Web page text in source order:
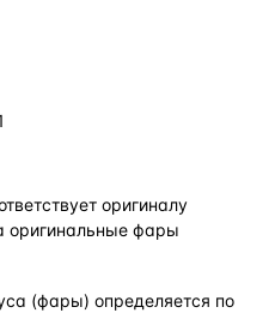
оригиналу
оригинальные фары
(фары) определяется по